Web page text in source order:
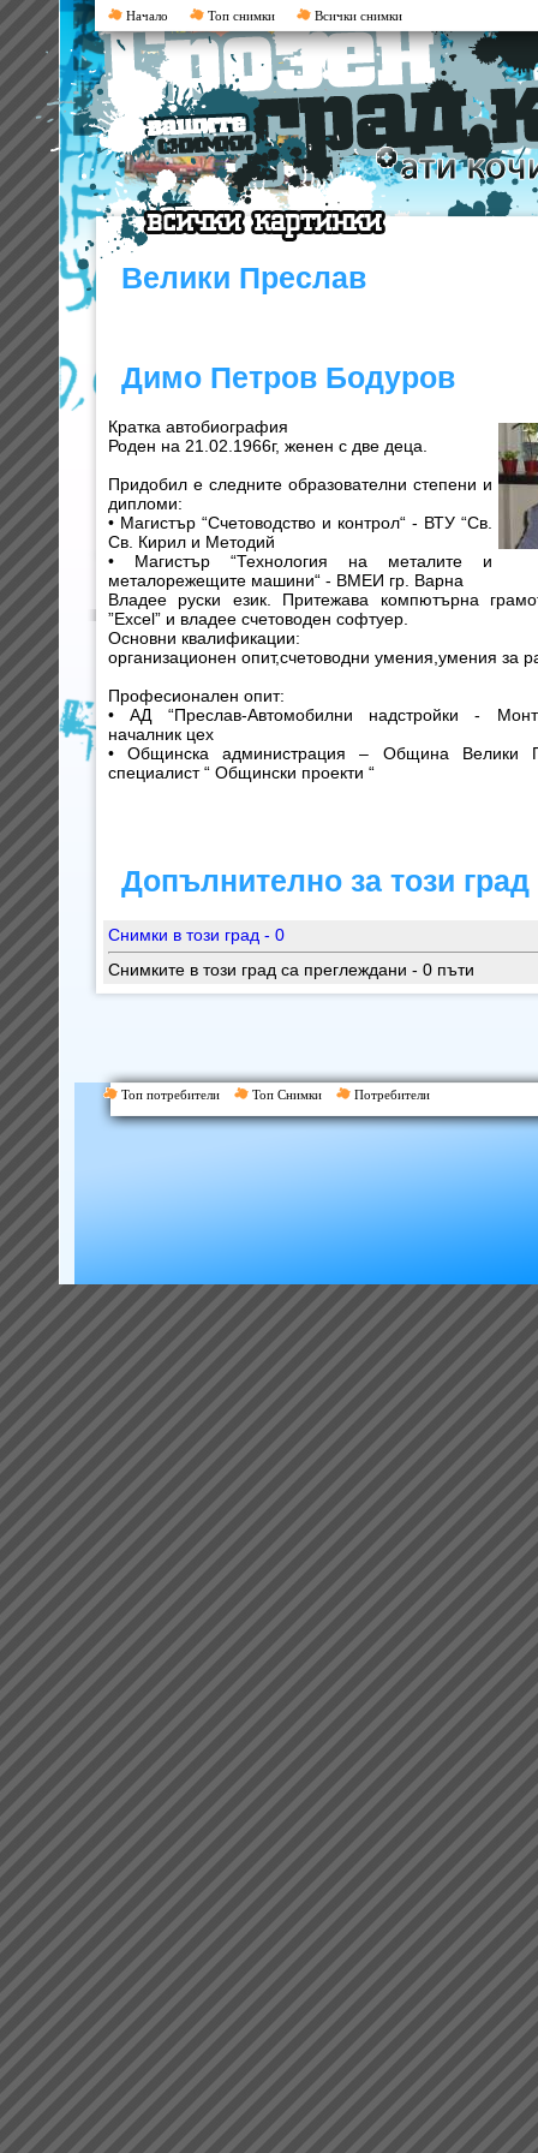
Начало Топ снимки Всички снимки
Велики Преслав
Димо Петров Бодуров
Кратка автобиография
Роден на 21.02.1966г, женен с две деца.
Придобил е следните образователни степени и
дипломи:
• Магистър “Счетоводство и контрол“ - ВТУ “Св.
Св. Кирил и Методий
• Магистър “Технология на металите и
металорежещите машини“ - ВМЕИ гр. Варна
Владее руски език. Притежава компютърна
”Еxcel” и владее счетоводен софтуер.
Основни квалификации:
организационен опит,счетоводни умения,умения за
Професионален опит:
• АД “Преслав-Автомобилни надстройки -
началник цех
• Общинска администрация – Община Велики
специалист “ Общински проекти “
Допълнително за този град
Снимки в този град - 0
Снимките в този град са преглеждани - 0 пъти
Топ потребители Топ Снимки Потребители